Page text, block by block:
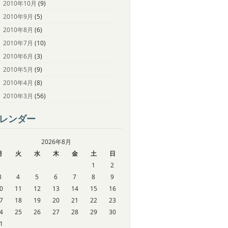
2010年10月 (9)
2010年9月 (5)
2010年8月 (6)
2010年7月 (10)
2010年6月 (3)
2010年5月 (9)
2010年4月 (8)
2010年3月 (56)
ンダー
2026年8月
火 水 木 金 土
日
1
2
4 5 6 7 8
9
11 12 13 14 15
16
18 19 20 21 22
23
25 26 27 28 29
30